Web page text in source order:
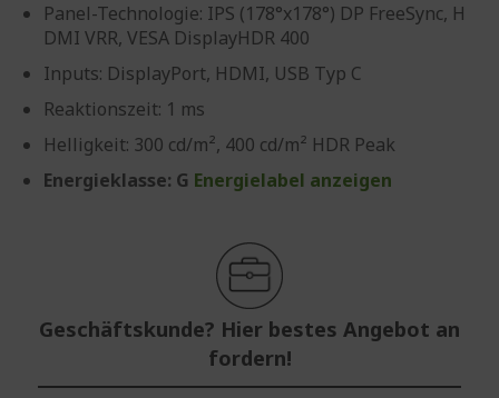
Panel-Technologie: IPS (178°x178°) DP FreeSync, H
DMI VRR, VESA DisplayHDR 400
Inputs: DisplayPort, HDMI, USB Typ C
Reaktionszeit: 1 ms
Helligkeit: 300 cd/m², 400 cd/m² HDR Peak
Energieklasse: G Energielabel anzeigen
Geschäftskunde? Hier bestes Angebot an
fordern!